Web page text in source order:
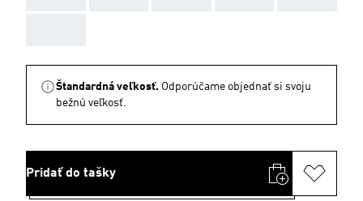
Štandardná veľkosť. Odporúčame objednať si svoju
bežnú veľkosť.
Pridať do tašky